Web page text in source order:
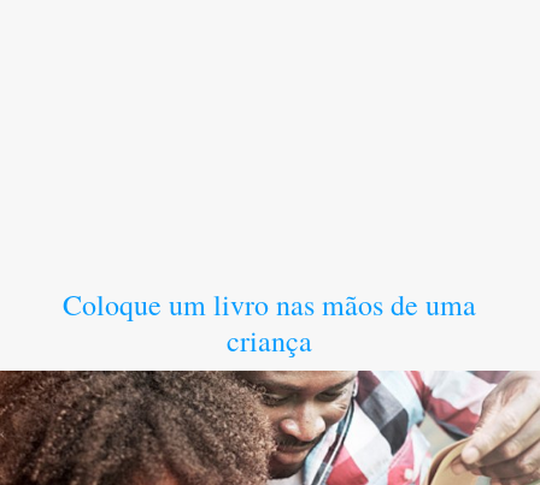
Coloque um livro nas mãos de uma
criança